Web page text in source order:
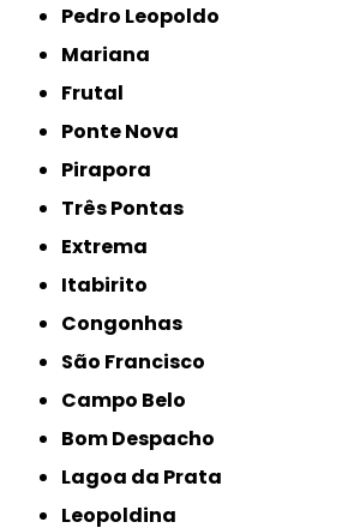
Pedro Leopoldo
Mariana
Frutal
Ponte Nova
Pirapora
Três Pontas
Extrema
Itabirito
Congonhas
São Francisco
Campo Belo
Bom Despacho
Lagoa da Prata
Leopoldina